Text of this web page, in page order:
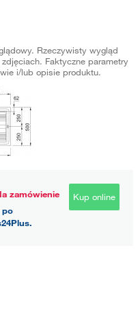
Rzeczywisty wygląd
Faktyczne parametry
i/lub opisie produktu.
zamówienie
po
Kup online